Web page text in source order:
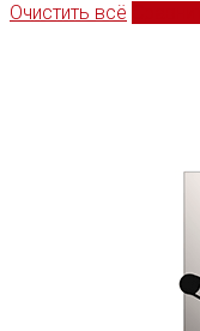
Очистить всё